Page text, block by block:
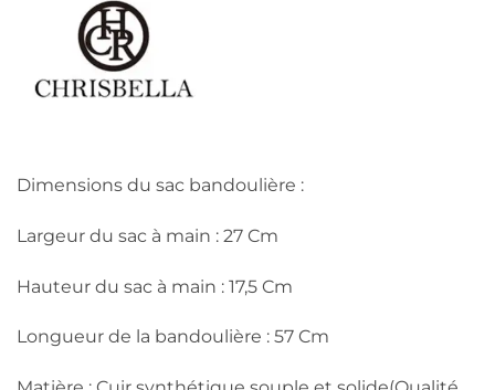
Dimensions du sac bandoulière :
Largeur du sac à main : 27 Cm
Hauteur du sac à main : 17,5 Cm
Longueur de la bandoulière : 57 Cm